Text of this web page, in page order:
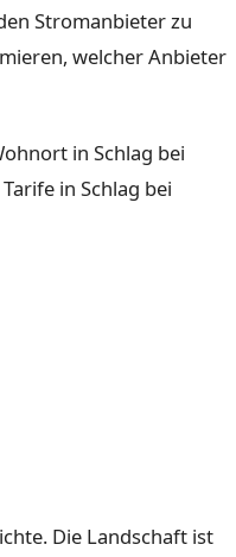
Stromanbieter zu
welcher Anbieter
in Schlag bei
in Schlag bei
Die Landschaft ist